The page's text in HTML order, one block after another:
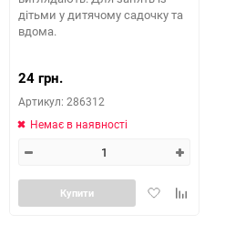
дітьми у дитячому садочку та
вдома.
24 грн.
Артикул: 286312
Немає в наявності
ДодатиДодайте
Купити